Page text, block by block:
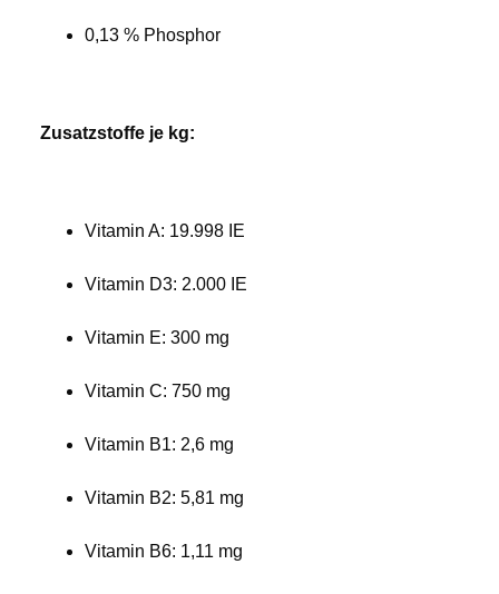
0,13 % Phosphor
Zusatzstoffe je kg:
Vitamin A: 19.998 IE
Vitamin D3: 2.000 IE
Vitamin E: 300 mg
Vitamin C: 750 mg
Vitamin B1: 2,6 mg
Vitamin B2: 5,81 mg
Vitamin B6: 1,11 mg